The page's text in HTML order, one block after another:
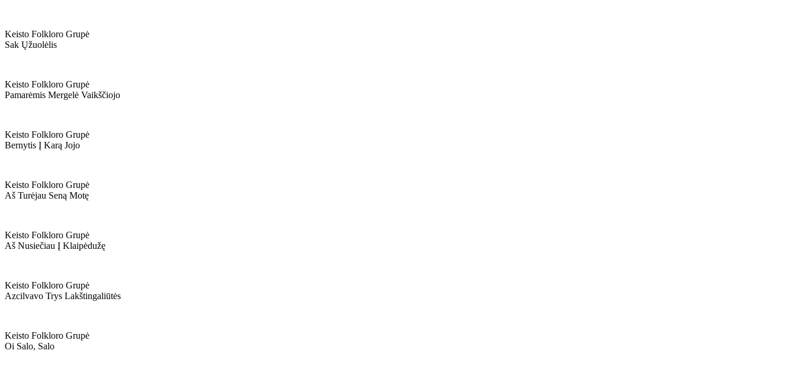
Keisto Folkloro Grupė
Sak Ųžuolėlis
Keisto Folkloro Grupė
Pamarėmis Mergelė Vaikščiojo
Keisto Folkloro Grupė
Bernytis Į Karą Jojo
Keisto Folkloro Grupė
Aš Turėjau Seną Motę
Keisto Folkloro Grupė
Aš Nusiečiau Į Klaipėdužę
Keisto Folkloro Grupė
Azcilvavo Trys Lakštingaliūtės
Keisto Folkloro Grupė
Oi Salo, Salo